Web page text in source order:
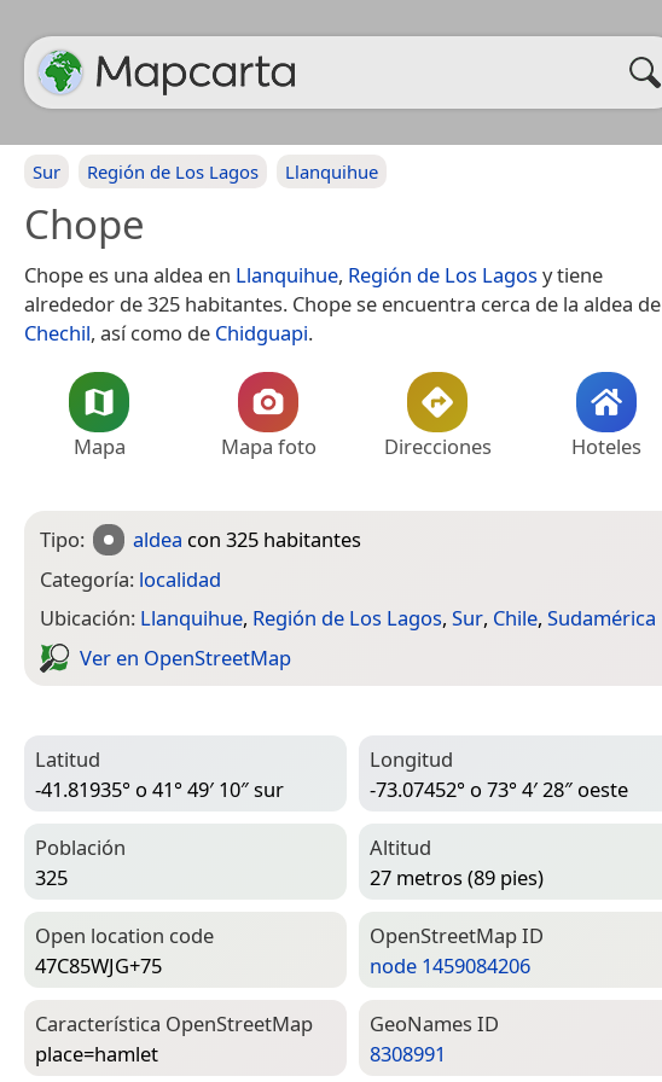
Sur Región de Los Lagos Llanquihue
Chope
Chope es una aldea en Llanquihue, Región de Los Lagosy tiene
alrededor de 325 habitantes. Chope se encuentra cerca de la aldea de
Chechil, así como de Chidguapi.
Mapa Mapa foto Direcciones Hoteles
Tipo: aldea con 325 habitantes
Categoría: localidad
Ubicación: Llanquihue, Región de Los Lagos, Sur, Chile, Sudamérica
Ver en Open­Street­Map
Latitud
-41.81935° o 41° 49′ 10″ sur
Longitud
-73.07452° o 73° 4′ 28″ oeste
Población
325
Altitud
27 metros (89 pies)
Open location code
47C85WJG+75
Open­Street­Map ID
node 1459084206
Característica Open­Street­Map
place=­hamlet
Geo­Names ID
8308991